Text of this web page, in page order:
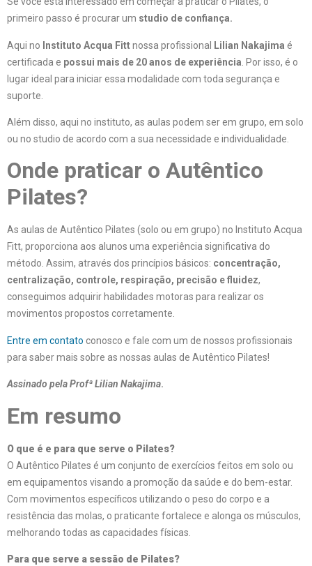
primeiro passo é procurar um studio de confiança.
Aqui no Instituto Acqua Fittnossa profissional Lilian Nakajima é
certificada e possui mais de 20 anos de experiência . Por isso, é o
lugar ideal para iniciar essa modalidade com toda segurança e
suporte.
Além disso, aqui no instituto, as aulas podem ser em grupo, em solo
ou no studio de acordo com a sua necessidade e individualidade.
Onde praticar o Autêntico
Pilates?
As aulas de Autêntico Pilates (solo ou em grupo) no ⁯Instituto Acqua
Fitt, proporciona aos alunos uma experiência significativa do
método. Assim, através dos princípios básicos: concentração,
centralização, controle, respiração, precisão e fluidez,
conseguimos adquirir habilidades motoras para realizar os
movimentos propostos corretamente.
Entre em contato conosco e fale com um de nossos profissionais
para saber mais sobre as nossas aulas de Autêntico Pilates!
Assinado pela Profª Lilian Nakajima.
Em resumo
O que é e para que serve o Pilates?
O Autêntico Pilates é um conjunto de exercícios feitos em solo ou
em equipamentos visando a promoção da saúde e do bem-estar.
Com movimentos específicos utilizando o peso do corpo e a
resistência das molas, o praticante fortalece e alonga os músculos,
melhorando todas as capacidades físicas.
Para que serve a sessão de Pilates?